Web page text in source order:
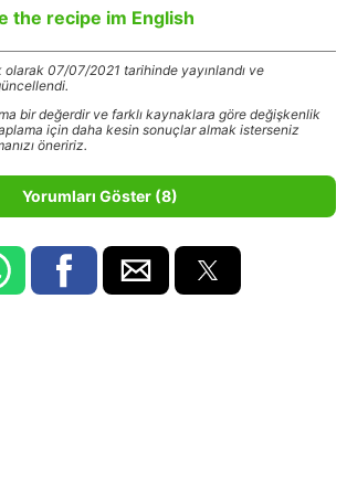
the recipe im English
07/07/2021 tarihinde yayınlandı ve
bir değerdir ve farklı kaynaklara göre değişkenlik
için daha kesin sonuçlar almak isterseniz
öneririz.
Yorumları Göster (8)